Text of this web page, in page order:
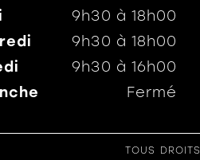
9h30 à18h00
9h30 à18h00
9h30 à16h00
Fermé
TOUS